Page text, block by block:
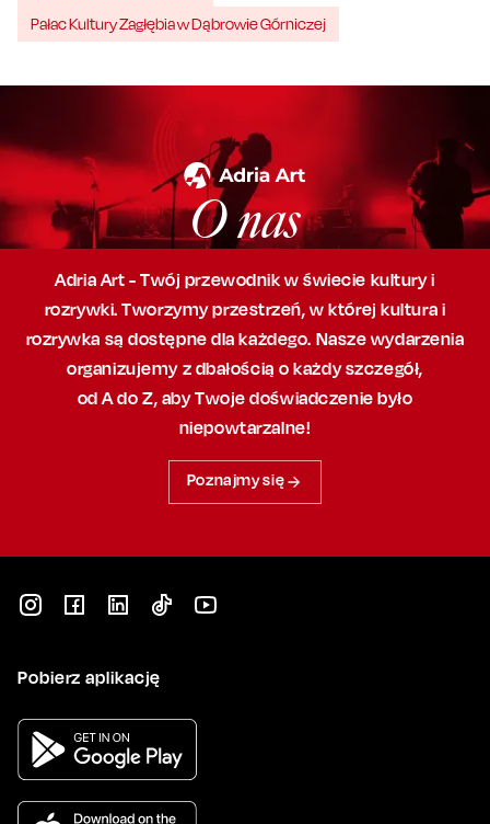
Pałac Kultury Zagłębia w Dąbrowie Górniczej
O nas
Adria Art - Twój przewodnik w świecie kultury i
rozrywki. Tworzymy przestrzeń,w której kultura i
rozrywka są dostępne dla każdego. Nasze wydarzenia
organizujemy z dbałością o każdy szczegół,
od A do Z, abyTwoje doświadczenie było
niepowtarzalne!
Poznajmy się
Pobierz aplikację